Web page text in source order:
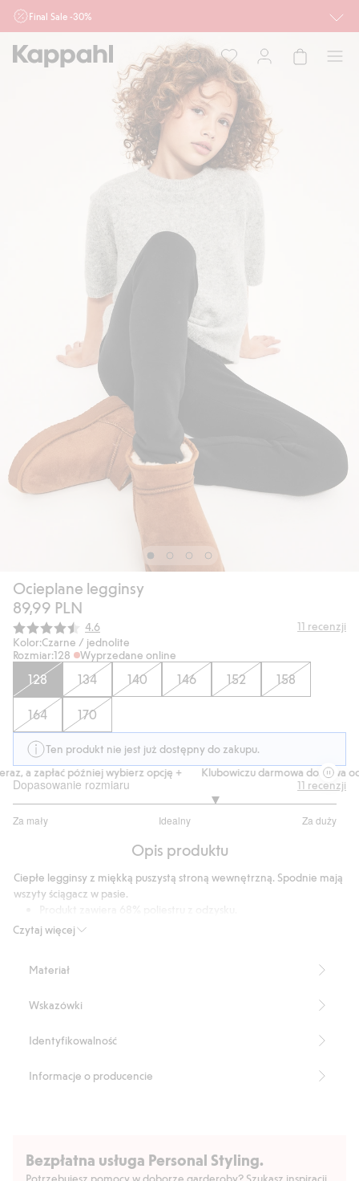
Final Sale -30%
działu outlet do 10.8 w sklepach Kappahl i Newbie oraz na kappahl.com. Ofert
nie łączymy
Mężczyzna Dziecko
Niemowlę
Ocieplane legginsy
89,99 PLN
Średnia ocena:
4.6 11 recenzji
Kolor:Czarne / jednolite
Rozmiar:128 Wyprzedane online
128 134 140 146 152 158
164 170
Ten produkt nie jest już dostępny do zakupu.
a zapłać później wybierz opcję +
Klubowiczu darmowa dostawa od
Dopasowanie rozmiaru
Za mały Idealny Za duży
na
8
głosów
11 recenzji
Opis produktu
Czytaj więcej
Ciepłe legginsy z miękką puszystą stroną wewnętrzną. Spodnie mają
wszyty ściągacz w pasie.
Numer artykułu
Materiał
Wskazówki
Identyfikowalność
Informacje o producencie
Bezpłatna usługa Personal Styling.
Potrzebujesz pomocy w doborze garderoby? Szukasz inspiracji